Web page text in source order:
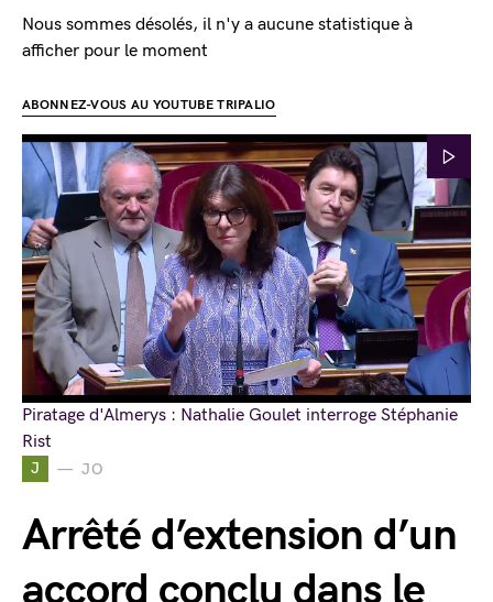
J JO
Arrêté d’extension d’un
accord conclu dans le
Nous sommes désolés, il n'y a aucune statistique à
afficher pour le moment
ABONNEZ-VOUS AU YOUTUBE TRIPALIO
Piratage d'Almerys : Nathalie Goulet interroge Stéphanie
Rist